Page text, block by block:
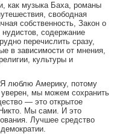
как музыка Баха, романы
свободная
собственность, Закон о
содержание
перечислить сразу,
в зависимости от мнения,
культуры и
люблю Америку, потому
уверен, мы можем сохранить
— это открытое
Мы сами. И это
Лучшее средство